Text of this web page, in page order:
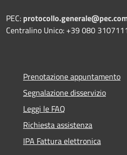
PEC:
Centralino Unico: +39 080
Prenotazione appuntamento
Segnalazione disservizio
Leggi le FAQ
Richiesta assistenza
IPA Fattura elettronica